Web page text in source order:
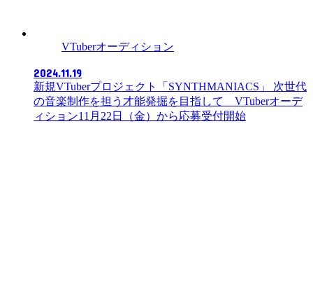
VTuberオーディション
2024.11.19
新規VTuberプロジェクト「SYNTHMANIACS」 次世代
の音楽制作を担う才能発掘を目指して VTuberオーデ
ィション11月22日（金）から応募受付開始